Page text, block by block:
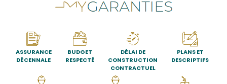
ASSURANCE
DÉCENNALE
BUDGET
RESPECTÉ
DÉLAI DE
CONSTRUCTION
CONTRACTUEL
PLANS ET
DESCRIPTIFS